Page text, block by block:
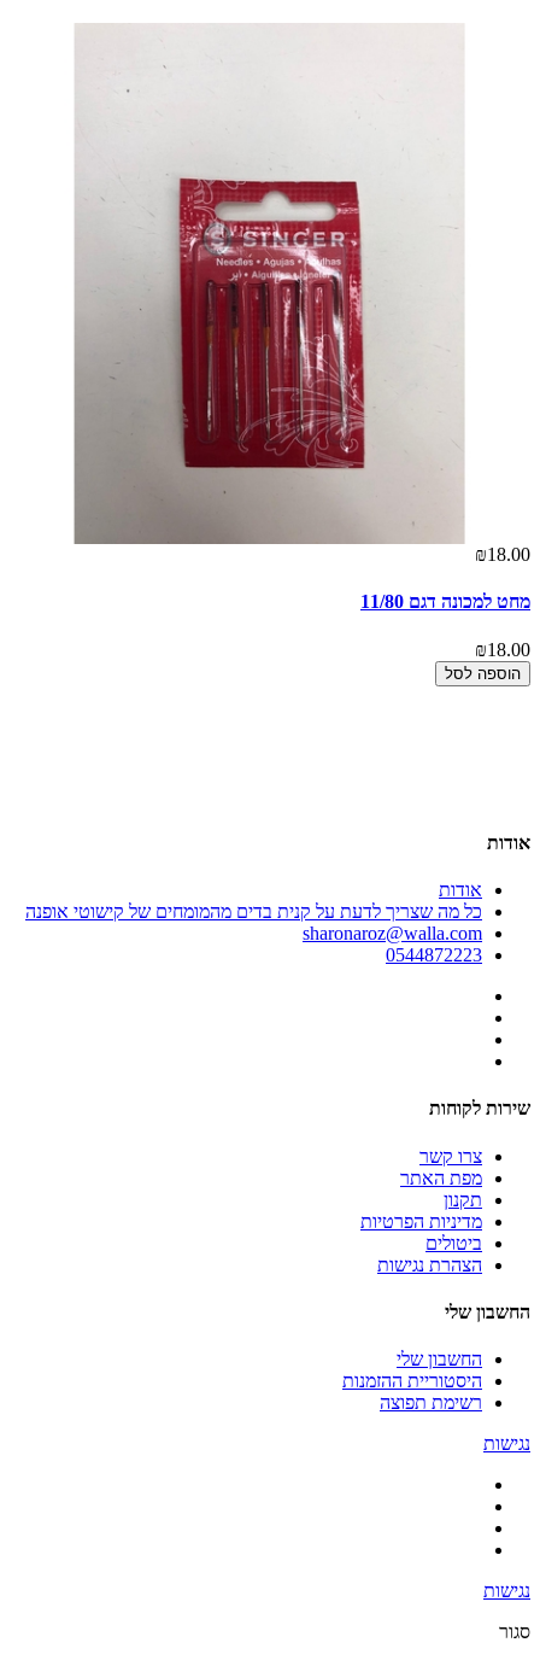
₪18.00
מחט למכונה דגם 11/80
₪18.00
הוספה לסל
אודות
אודות
כל מה שצריך לדעת על קנית בדים מהמומחים של קישוטי אופנה
sharonaroz@walla.com
0544872223
שירות לקוחות
צרו קשר
מפת האתר
תקנון
מדיניות הפרטיות
ביטולים
הצהרת נגישות
החשבון שלי
החשבון שלי
היסטוריית ההזמנות
רשימת תפוצה
נגישות
נגישות
סגור